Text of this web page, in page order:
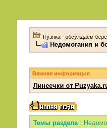
Пузяка - обсуждаем
Недомогания и
Важная информация
Линеечки от
Темы раздела: